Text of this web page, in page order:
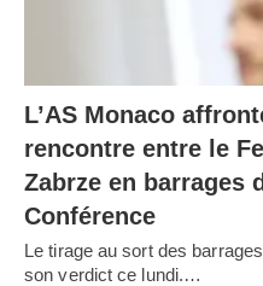
L’AS Monaco
rencontre entre le
Zabrze en barrages
Conférence
Le tirage au sort des
son verdict ce lundi.…